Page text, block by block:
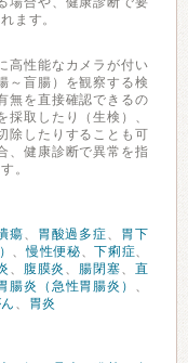
ます。
高性能なカメラが付い
～盲腸）を観察する検
無を直接確認できるの
取したり（生検）、
除したりすることも可
、健康診断で異常を指
。
瘍、 胃酸過多症、 胃下
、慢性便秘、下痢症、
、 腹膜炎 、 腸閉塞、直
腸炎（急性胃腸炎） 、
、 胃炎